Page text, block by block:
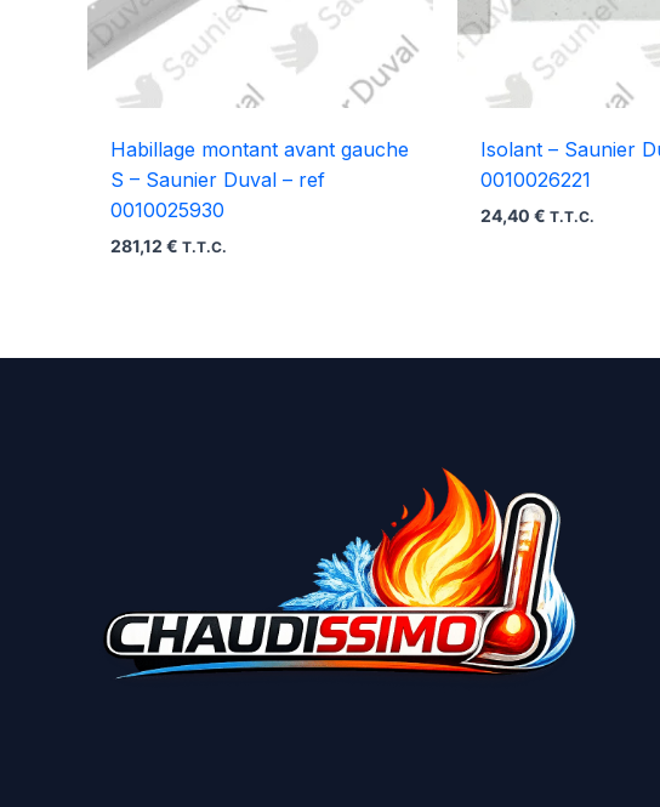
Habillage montant avant gauche
S – Saunier Duval – ref
0010025930
281,12€ T.T.C.
Isolant – Saunier
0010026221
24,40€ T.T.C.